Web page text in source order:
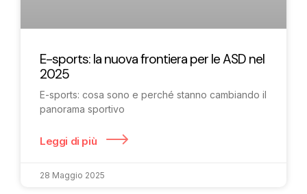
E-sports: la nuova frontiera per le ASD nel
2025
E-sports: cosa sono e perché stanno cambiando il
panorama sportivo
Leggi di più
28 Maggio 2025